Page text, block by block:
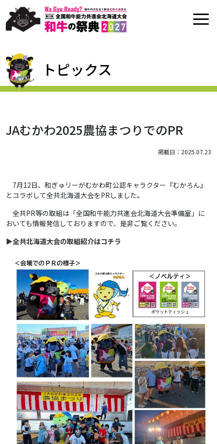
トピックス
JAむかわ2025農協まつりでのPR
掲載日：2025.07.23
7月12日、和ぎゅリーがむかわ町公認キャラクター『むかろん』
とコラボして全共北海道大会をPRしました。
全共PR等の取組は「全国和牛能力共進会北海道大会準備室」に
おいても情報発信しておりますので、是非ご覧ください。
▶全共北海道大会の取組紹介はコチラ